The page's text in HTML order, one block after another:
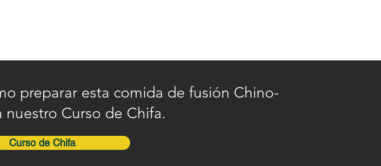
preparar esta comida de fusión Chino-
nuestro Curso de Chifa.
Curso de Chifa